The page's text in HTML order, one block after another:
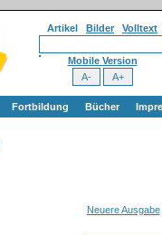
Artikel Bilder Volltext
Mobile Version
Fortbildung Bücher
Neuere Ausgabe